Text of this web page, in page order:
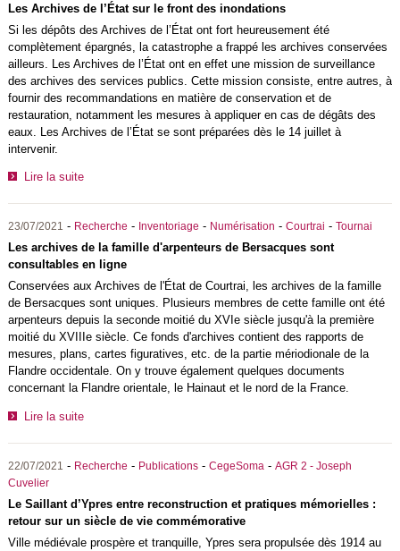
Les Archives de l’État sur le front des inondations
Si les dépôts des Archives de l’État ont fort heureusement été
complètement épargnés, la catastrophe a frappé les archives conservées
ailleurs. Les Archives de l’État ont en effet une mission de surveillance
des archives des services publics. Cette mission consiste, entre autres, à
fournir des recommandations en matière de conservation et de
restauration, notamment les mesures à appliquer en cas de dégâts des
eaux. Les Archives de l’État se sont préparées dès le 14 juillet à
intervenir.
Lire la suite
23/07/2021 - Recherche - Inventoriage - Numérisation - Courtrai - Tournai
Les archives de la famille d'arpenteurs de Bersacques sont
consultables en ligne
Conservées aux Archives de l'État de Courtrai, les archives de la famille
de Bersacques sont uniques. Plusieurs membres de cette famille ont été
arpenteurs depuis la seconde moitié du XVIe siècle jusqu'à la première
moitié du XVIIIe siècle. Ce fonds d'archives contient des rapports de
mesures, plans, cartes figuratives, etc. de la partie mériodionale de la
Flandre occidentale. On y trouve également quelques documents
concernant la Flandre orientale, le Hainaut et le nord de la France.
Lire la suite
22/07/2021 - Recherche - Publications- CegeSoma- AGR 2 - Joseph
Cuvelier
Le Saillant d’Ypres entre reconstruction et pratiques mémorielles :
retour sur un siècle de vie commémorative
Ville médiévale prospère et tranquille, Ypres sera propulsée dès 1914 au